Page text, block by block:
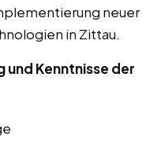
neuer
in Zittau.
Kenntnisse der